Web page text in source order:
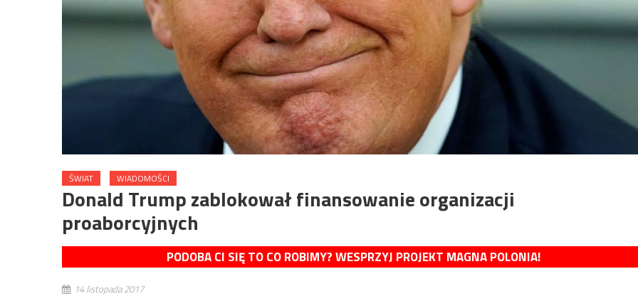
ŚWIAT WIADOMOŚCI
Donald Trump zablokował finansowanie organizacji
proaborcyjnych
PODOBA CI SIĘ TO CO ROBIMY? WESPRZYJ PROJEKT MAGNA POLONIA!
14 listopada 2017